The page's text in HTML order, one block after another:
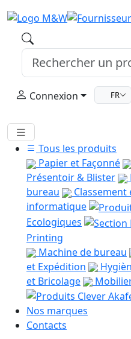
Connexion FR
Tous les produits
Papier et Façonné
Présentoir & Blister
bureau
Classement
informatique
Ecologiques
Printing
Machine de bureau
et Expédition
et Bricolage
Nos marques
Contacts